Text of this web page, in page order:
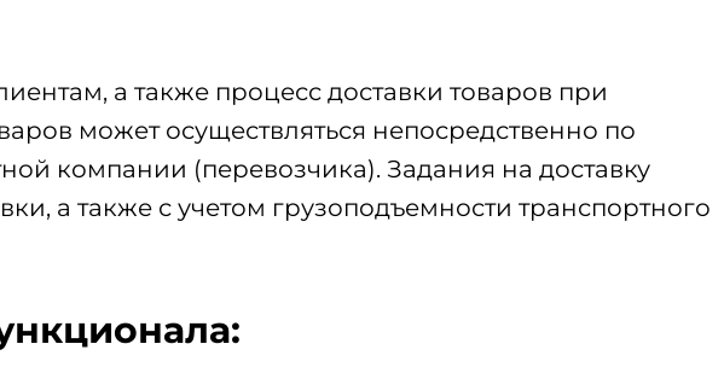
а также процесс доставки товаров при
может осуществляться непосредственно по
компании (перевозчика). Задания на доставку
а также с учетом грузоподъемности транспортного